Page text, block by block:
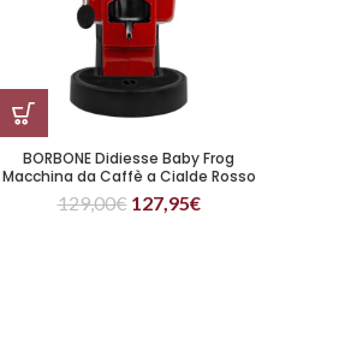
BORBONE Didiesse Baby Frog
Macchina da Caffè a Cialde Rosso
129,00€ 127,95€